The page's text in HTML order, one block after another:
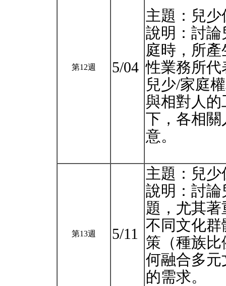
第12週 5/04
主題：兒
說明：討
庭時，所
性業務所
兒少/家庭
與相對⼈
下，各相
意。
第13週 5/11
主題：兒
說明：討
題，尤其
不同文化
策（種族
何融合多
的需求。